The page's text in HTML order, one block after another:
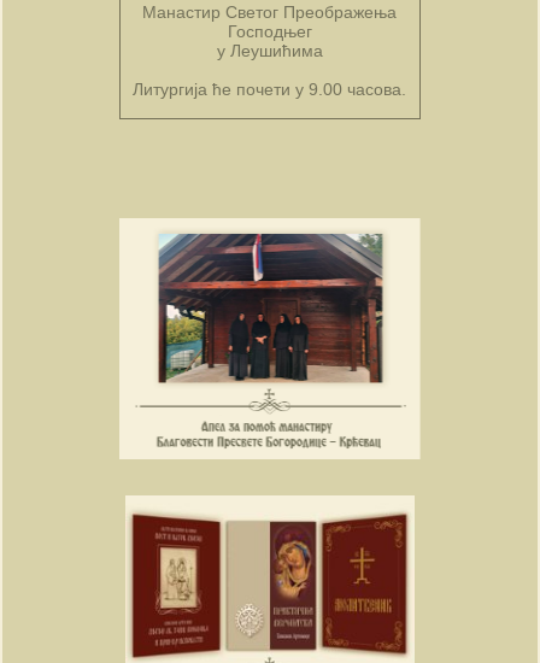
Манастир Светог Преображења
Господњег
у Леушићима
Литургија ће почети у 9.00 часова.